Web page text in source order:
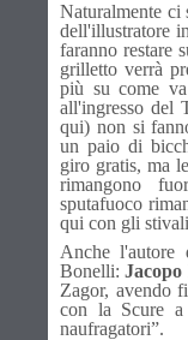
Naturalmente ci
dell'illustratore
faranno restare
grilletto verrà
più su come
all'ingresso del
qui) non si
un paio di
giro gratis, ma
rimangono
sputafuoco
qui con gli
Anche l'autore
Bonelli:Jacopo
Zagor, avendo
con la Scure a
naufragatori”.